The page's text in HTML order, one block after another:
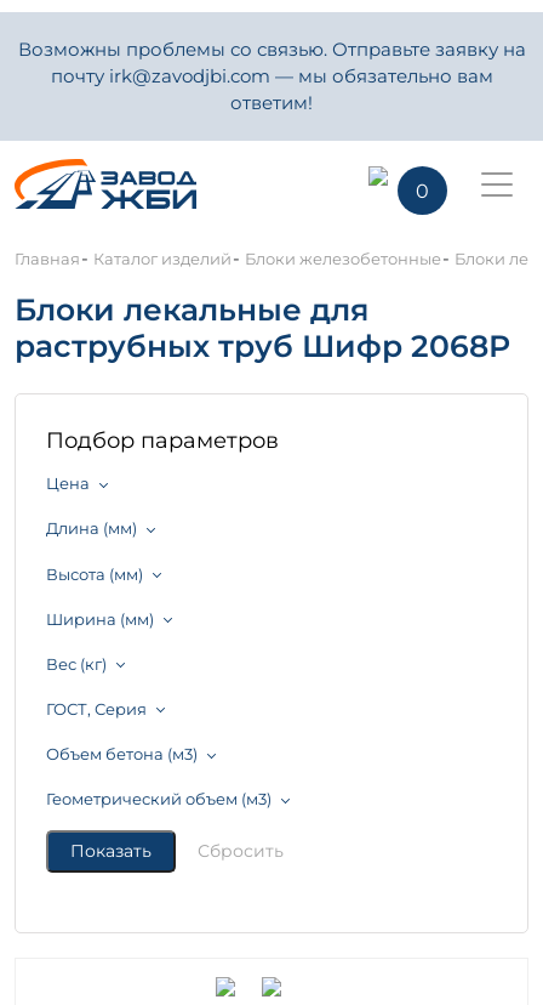
Возможны проблемы со связью. Отправьте заявку на
почту irk@zavodjbi.com — мы обязательно вам
ответим!
0
Главная- Каталог изделий- Блоки железобетонные- Блоки
Блоки лекальные для
раструбных труб Шифр 2068Р
Подбор параметров
Цена
Длина (мм)
Высота (мм)
Ширина (мм)
Вес (кг)
ГОСТ, Серия
Объем бетона (м3)
Геометрический объем (м3)